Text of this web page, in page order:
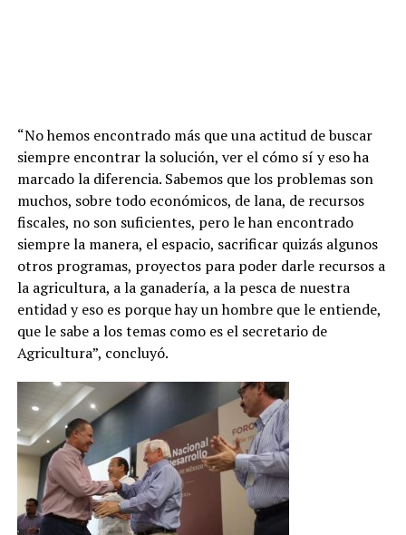
“No hemos encontrado más que una actitud de buscar
siempre encontrar la solución, ver el cómo sí y eso ha
marcado la diferencia. Sabemos que los problemas son
muchos, sobre todo económicos, de lana, de recursos
fiscales, no son suficientes, pero le han encontrado
siempre la manera, el espacio, sacrificar quizás algunos
otros programas, proyectos para poder darle recursos a
la agricultura, a la ganadería, a la pesca de nuestra
entidad y eso es porque hay un hombre que le entiende,
que le sabe a los temas como es el secretario de
Agricultura”, concluyó.